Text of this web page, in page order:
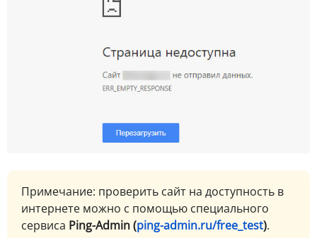
Примечание: проверить сайт на доступность в
интернете можно с помощью специального
сервиса Ping-Admin (ping-admin.ru/free_test).